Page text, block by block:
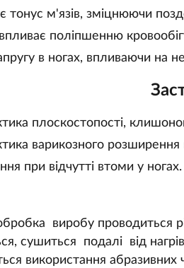
тонус м'язів, зміцнюючи
поліпшенню
в ногах, впливаючи на
плоскостопості,
варикозного розширення
при відчутті втоми у ногах.
виробу проводиться
сушиться подалі від
використання абразивних